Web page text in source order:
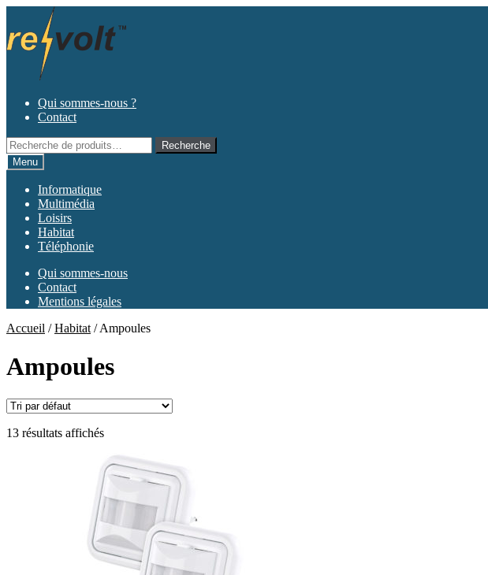
la
navigation
contenu
Qui sommes-nous ?
Contact
Recherche
pour :
Recherche
Menu
Informatique
Multimédia
Loisirs
Habitat
Téléphonie
Qui sommes-nous
Contact
Mentions légales
Accueil /Habitat /Ampoules
Ampoules
13 résultats affichés